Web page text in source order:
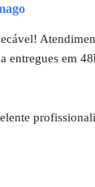
entregues em